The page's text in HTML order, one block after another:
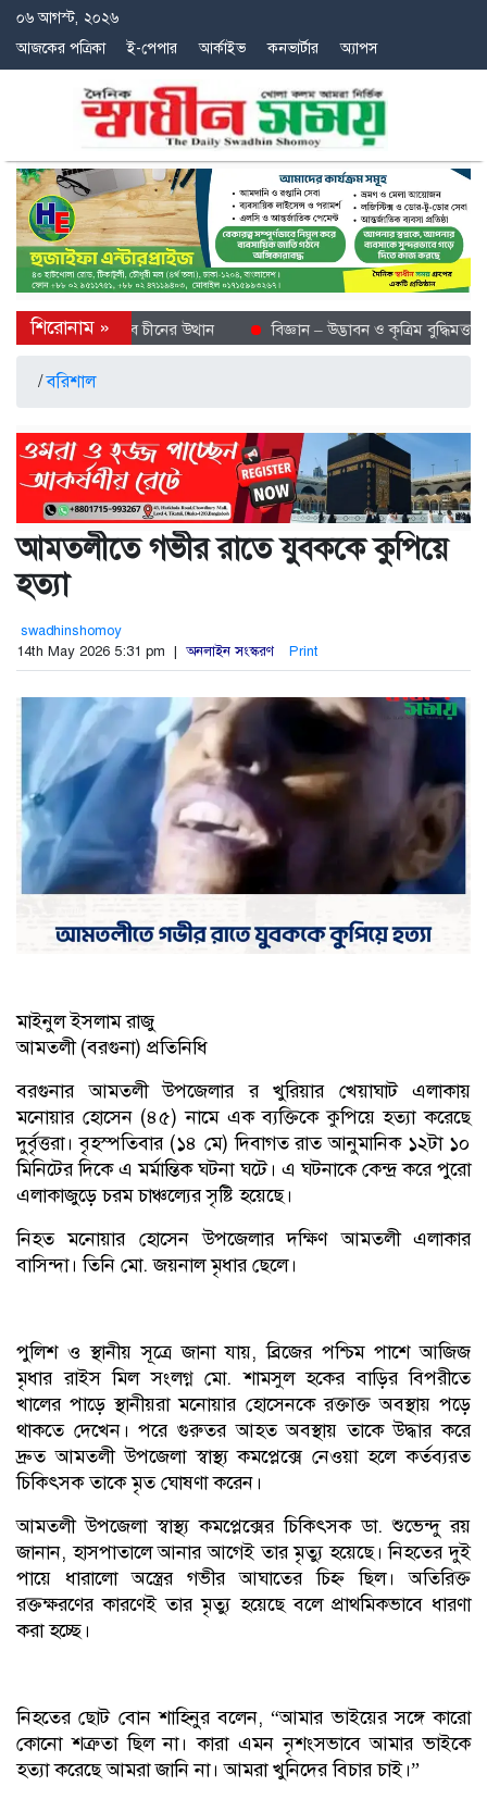
০৬ আগস্ট, ২০২৬
আজকের পত্রিকা
ই-পেপার আর্কাইভ কনভার্টার অ্যাপস
গন্তব্য হিসেবে চীনের উত্থান বিজ্ঞান – উদ্ভাবন ও কৃত্রিম বুদ্ধিমত্তায়
/বরিশাল
আমতলীতে গভীর রাতে যুবককে কুপিয়ে
হত্যা
swadhinshomoy
14th May 2026 5:31 pm | অনলাইন সংস্করণ Print
মাইনুল ইসলাম রাজু
আমতলী (বরগুনা) প্রতিনিধি
বরগুনার আমতলী উপজেলার র খুরিয়ার খেয়াঘাট এলাকায়
মনোয়ার হোসেন (৪৫) নামে এক ব্যক্তিকে কুপিয়ে হত্যা করেছে
দুর্বৃত্তরা। বৃহস্পতিবার (১৪ মে) দিবাগত রাত আনুমানিক ১২টা ১০
মিনিটের দিকে এ মর্মান্তিক ঘটনা ঘটে। এ ঘটনাকে কেন্দ্র করে পুরো
এলাকাজুড়ে চরম চাঞ্চল্যের সৃষ্টি হয়েছে।
নিহত মনোয়ার হোসেন উপজেলার দক্ষিণ আমতলী এলাকার
বাসিন্দা। তিনি মো. জয়নাল মৃধার ছেলে।
পুলিশ ও স্থানীয় সূত্রে জানা যায়, ব্রিজের পশ্চিম পাশে আজিজ
মৃধার রাইস মিল সংলগ্ন মো. শামসুল হকের বাড়ির বিপরীতে
খালের পাড়ে স্থানীয়রা মনোয়ার হোসেনকে রক্তাক্ত অবস্থায় পড়ে
থাকতে দেখেন। পরে গুরুতর আহত অবস্থায় তাকে উদ্ধার করে
দ্রুত আমতলী উপজেলা স্বাস্থ্য কমপ্লেক্সে নেওয়া হলে কর্তব্যরত
চিকিৎসক তাকে মৃত ঘোষণা করেন।
আমতলী উপজেলা স্বাস্থ্য কমপ্লেক্সের চিকিৎসক ডা. শুভেন্দু রয়
জানান, হাসপাতালে আনার আগেই তার মৃত্যু হয়েছে। নিহতের দুই
পায়ে ধারালো অস্ত্রের গভীর আঘাতের চিহ্ন ছিল। অতিরিক্ত
রক্তক্ষরণের কারণেই তার মৃত্যু হয়েছে বলে প্রাথমিকভাবে ধারণা
করা হচ্ছে।
নিহতের ছোট বোন শাহিনুর বলেন, “আমার ভাইয়ের সঙ্গে কারো
কোনো শত্রুতা ছিল না। কারা এমন নৃশংসভাবে আমার ভাইকে
হত্যা করেছে আমরা জানি না। আমরা খুনিদের বিচার চাই।”